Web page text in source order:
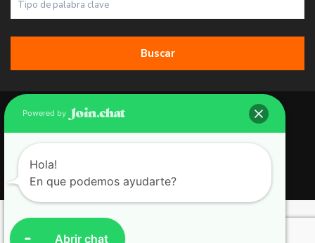
Buscar
Copyright 2026 | Grupo 90 inmobiliarias. All Rights Reserved.
Política de Cookies
Política de Privacidad
Aviso Legal
Abrir chat
Powered by
Hola!
En que podemos ayudarte?